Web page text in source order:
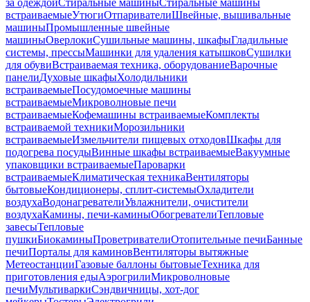
за одеждойСтиральные машиныСтиральные машины
встраиваемыеУтюгиОтпаривателиШвейные, вышивальные
машиныПромышленные швейные
машиныОверлокиСушильные машины, шкафыГладильные
системы, прессыМашинки для удаления катышковСушилки
для обувиВстраиваемая техника, оборудованиеВарочные
панелиДуховые шкафыХолодильники
встраиваемыеПосудомоечные машины
встраиваемыеМикроволновые печи
встраиваемыеКофемашины встраиваемыеКомплекты
встраиваемой техникиМорозильники
встраиваемыеИзмельчители пищевых отходовШкафы для
подогрева посудыВинные шкафы встраиваемыеВакуумные
упаковщики встраиваемыеПароварки
встраиваемыеКлиматическая техникаВентиляторы
бытовыеКондиционеры, сплит-системыОхладители
воздухаВодонагревателиУвлажнители, очистители
воздухаКамины, печи-каминыОбогревателиТепловые
завесыТепловые
пушкиБиокаминыПроветривателиОтопительные печиБанные
печиПорталы для каминовВентиляторы вытяжные
МетеостанцииГазовые баллоны бытовыеТехника для
приготовления едыАэрогрилиМикроволновые
печиМультиваркиСэндвичницы, хот-дог